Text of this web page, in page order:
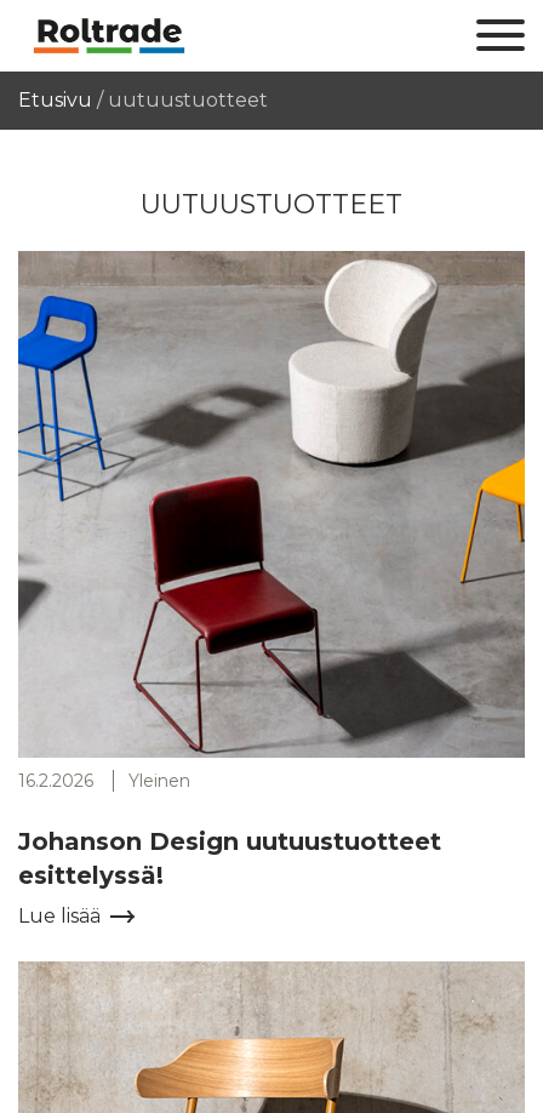
Etusivu / uutuustuotteet
UUTUUSTUOTTEET
16.2.2026 Yleinen
Johanson Design uutuustuotteet
esittelyssä!
Lue lisää